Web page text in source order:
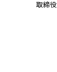
取締役